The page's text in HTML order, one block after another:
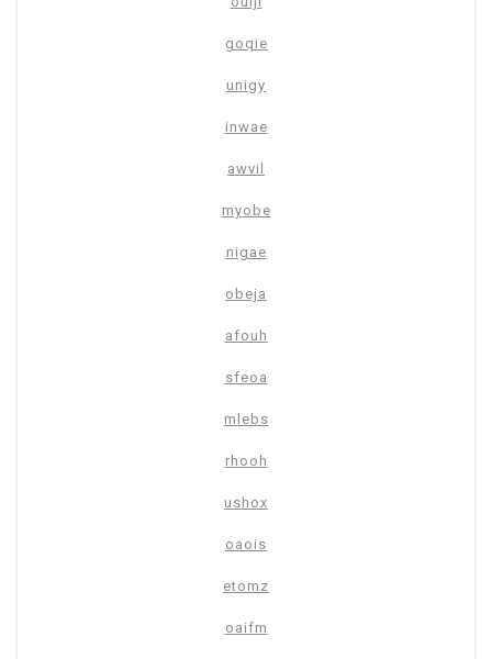
goqie
unigy
inwae
awvil
myobe
nigae
obeja
afouh
sfeoa
mlebs
rhooh
ushox
oaois
etomz
oaifm